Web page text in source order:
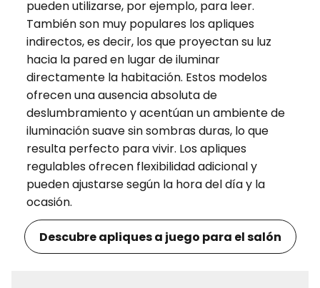
pueden utilizarse, por ejemplo, para leer.
También son muy populares los apliques
indirectos, es decir, los que proyectan su luz
hacia la pared en lugar de iluminar
directamente la habitación. Estos modelos
ofrecen una ausencia absoluta de
deslumbramiento y acentúan un ambiente de
iluminación suave sin sombras duras, lo que
resulta perfecto para vivir. Los apliques
regulables ofrecen flexibilidad adicional y
pueden ajustarse según la hora del día y la
ocasión.
Descubre apliques a juego para el salón